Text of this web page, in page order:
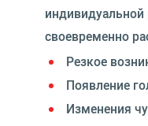
своевременно
Резкое
Появление
Изменения